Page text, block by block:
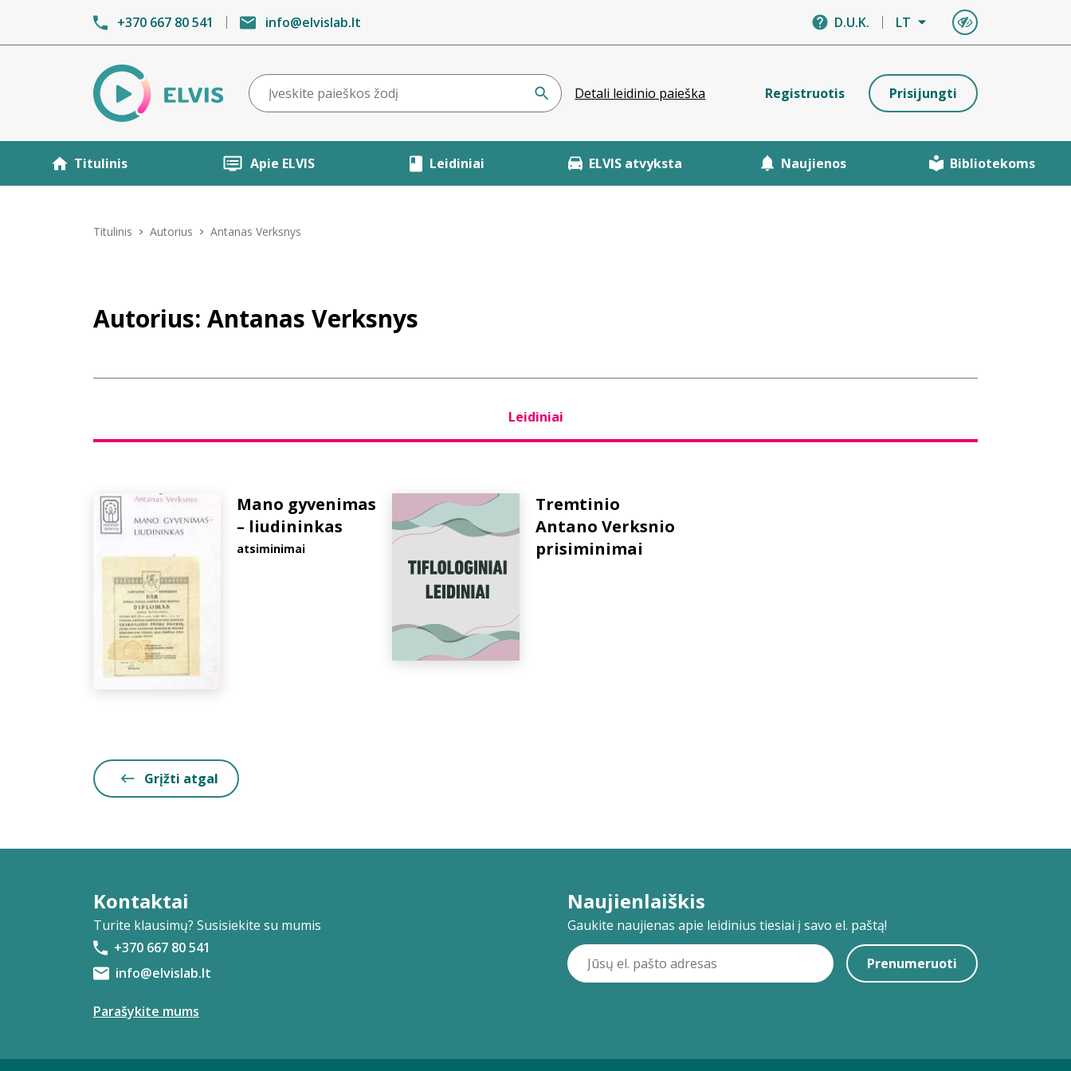
+370 667 80 541 info@elvislab.lt D.U.K. LT
Detali leidinio paieška Registruotis Prisijungti
Titulinis Apie ELVIS Leidiniai ELVIS atvyksta Naujienos Bibliotekoms
Titulinis Autorius Antanas Verksnys
Autorius: Antanas Verksnys
Leidiniai
Mano gyvenimas
– liudininkas
atsiminimai
Tremtinio
Antano Verksnio
prisiminimai
Grįžti atgal
Kontaktai
Turite klausimų? Susisiekite su mumis
+370 667 80 541
info@elvislab.lt
Parašykite mums
Naujienlaiškis
Gaukite naujienas apie leidinius tiesiai į savo el. paštą!
Prenumeruoti